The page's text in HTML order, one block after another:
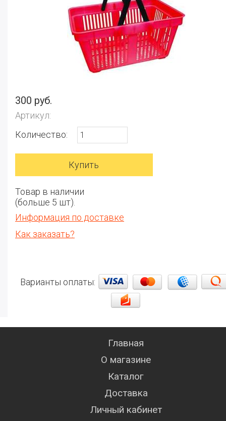
300 руб.
Артикул:
Количество:
Товар в наличии
(больше 5 шт).
Информация по доставке
Как заказать?
Варианты оплаты:
Главная
О магазине
Каталог
Доставка
Личный кабинет